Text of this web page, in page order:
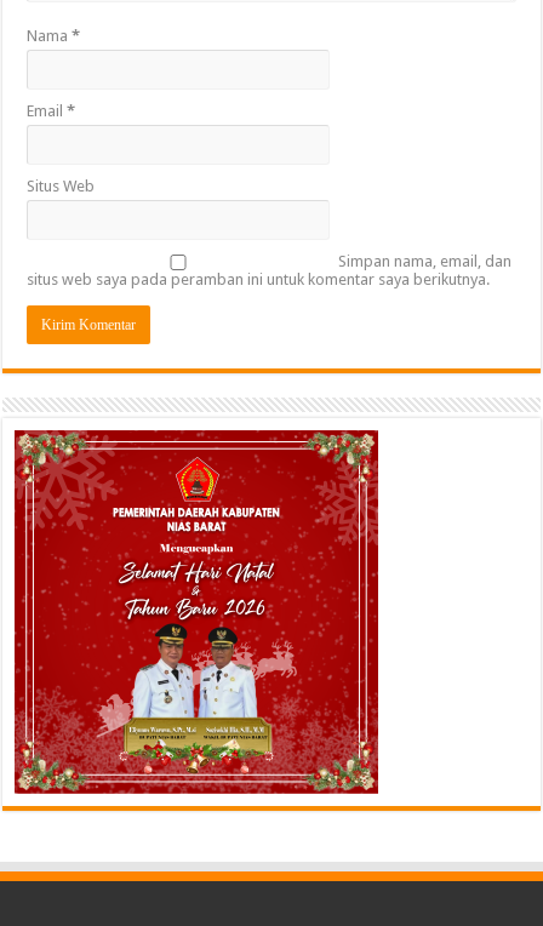
Nama*
Email*
Situs Web
Simpan nama, email, dan
situs web saya pada peramban ini untuk komentar saya berikutnya.